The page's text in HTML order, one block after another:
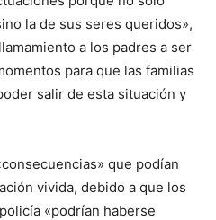
la de sus seres queridos»,
a los padres a ser
para que las familias
salir de esta situación y
que podían
vivida, debido a que los
«podrían haberse